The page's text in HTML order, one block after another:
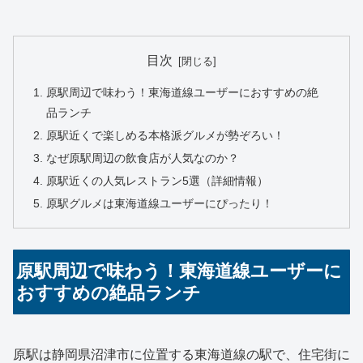
目次
原駅周辺で味わう！東海道線ユーザーにおすすめの絶
品ランチ
原駅近くで楽しめる本格派グルメが勢ぞろい！
なぜ原駅周辺の飲食店が人気なのか？
原駅近くの人気レストラン5選（詳細情報）
原駅グルメは東海道線ユーザーにぴったり！
原駅周辺で味わう！東海道線ユーザーに
おすすめの絶品ランチ
原駅は静岡県沼津市に位置する東海道線の駅で、住宅街に